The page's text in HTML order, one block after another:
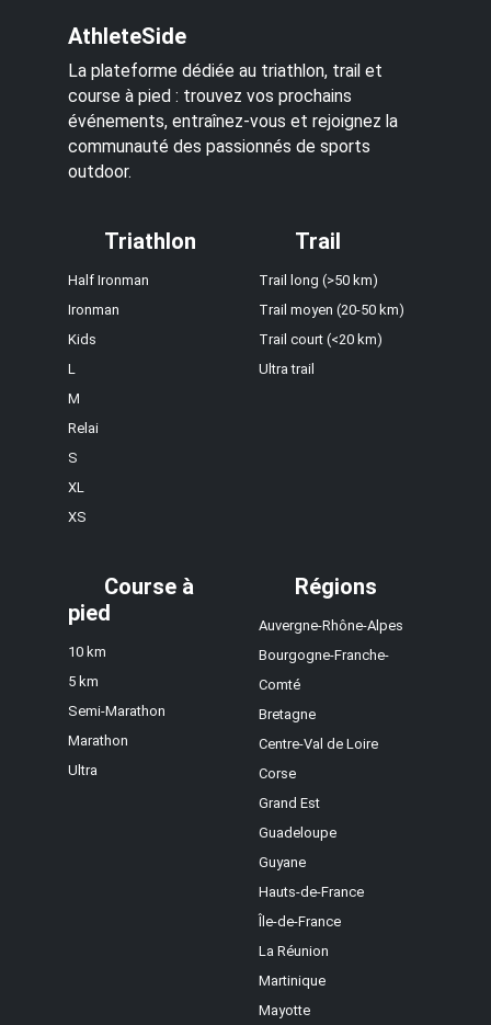
AthleteSide
La plateforme dédiée au triathlon, trail et
course à pied : trouvez vos prochains
événements, entraînez-vous et rejoignez la
communauté des passionnés de sports
outdoor.
Triathlon
Half Ironman
Ironman
Kids
L
M
Relai
S
XL
XS
Trail
Trail long (>50 km)
Trail moyen (20-50 km)
Trail court (<20 km)
Ultra trail
Course à
pied
10 km
5 km
Semi-Marathon
Marathon
Ultra
Régions
Auvergne-Rhône-Alpes
Bourgogne-Franche-
Comté
Bretagne
Centre-Val de Loire
Corse
Grand Est
Guadeloupe
Guyane
Hauts-de-France
Île-de-France
La Réunion
Martinique
Mayotte